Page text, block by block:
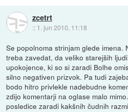
zcetrt
:: 1. jun 2010, 11:18
Se popolnoma strinjam glede imena.
treba zavedat, da veliko starejših
upokojence, ki so si zaradi Bolhe
silno negativen prizvok. Pa tudi
bodo hitro privlekle nadebudne
zdijo komentarji na oglase malo
posledice zaradi kakšnih čudnih